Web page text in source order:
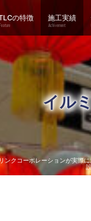
の特徴 施工実績
Achivement
イル
クコーポレーションが実際